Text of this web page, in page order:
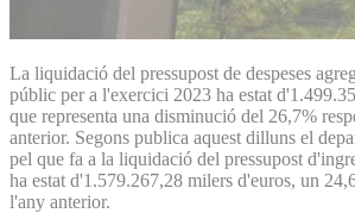
La liquidació del pressupost de despeses
públic per a l'exercici 2023 ha estat
que representa una disminució del 26,7%
anterior. Segons publica aquest dilluns el
pel que fa a la liquidació del pressupost
ha estat d'1.579.267,28 milers d'euros, un
l'any anterior.